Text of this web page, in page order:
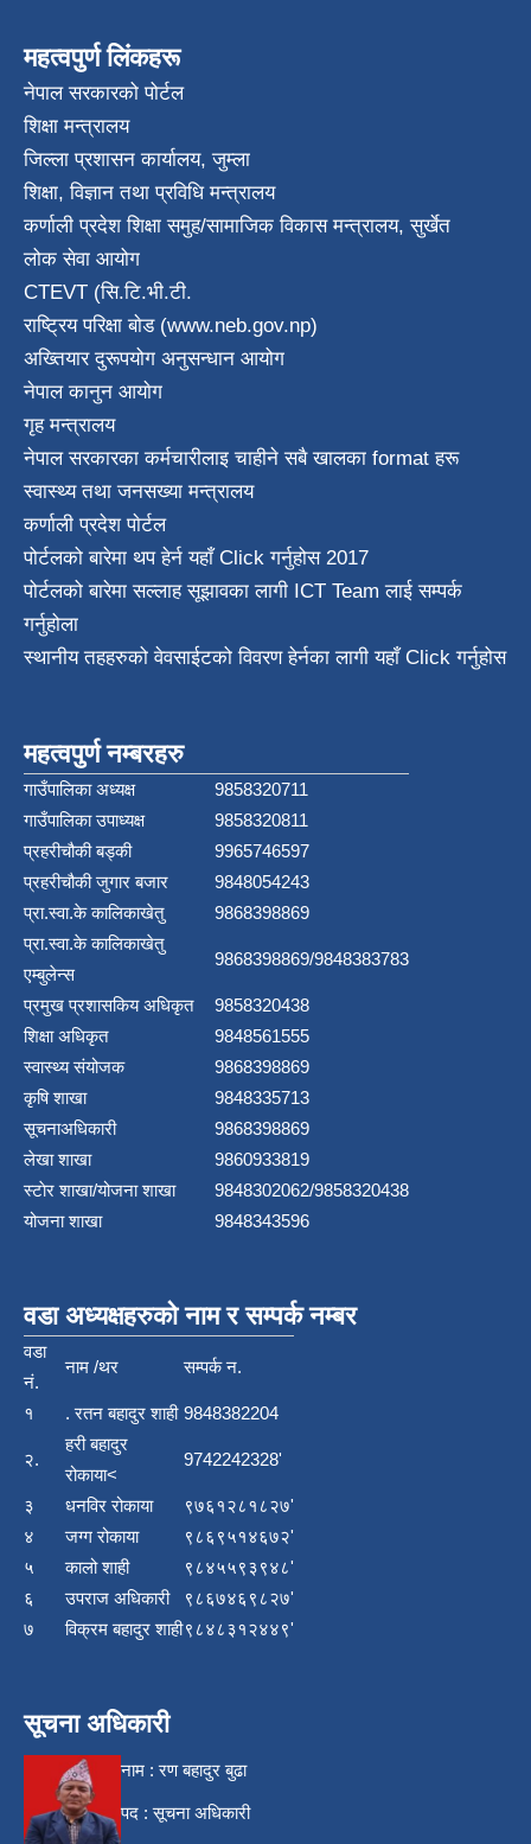
महत्वपुर्ण लिंकहरू
नेपाल सरकारको पोर्टल
शिक्षा मन्त्रालय
जिल्ला प्रशासन कार्यालय, जुम्ला
शिक्षा, विज्ञान तथा प्रविधि मन्त्रालय
कर्णाली प्रदेश शिक्षा समुह/सामाजिक विकास मन्त्रालय, सुर्खेत
लोक सेवा आयोग
CTEVT (सि.टि.भी.टी.
राष्ट्रिय परिक्षा बाेड (www.neb.gov.np)
अख्तियार दुरूपयोग अनुसन्धान आयोग
नेपाल कानुन आयाेग
गृह मन्त्रालय
नेपाल सरकारका कर्मचारीलाइ चाहीने सबै खालका format हरू
स्वास्थ्य तथा जनस‌ख्या मन्त्रालय
कर्णाली प्रदेश पाेर्टल
पोर्टलको बारेमा थप हेर्नयहाँ Click गर्नुहोस2017
पोर्टलको बारेमा सल्लाह सूझावका लागी ICT Teamलाई सम्पर्क
गर्नुहोला
स्थानीय तहहरुको वेवसाईटको विवरण हेर्नका लागी यहाँ Click गर्नुहोस
महत्वपुर्ण नम्बरहरु
गाउँपालिका अध्यक्ष
9858320711
गाउँपालिका उपाध्यक्ष
9858320811
प्रहरीचौकी बड्की
9965746597
प्रहरीचौकी जुगार बजार
9848054243
प्रा.स्वा.के कालिकाखेतु
9868398869
प्रा.स्वा.के कालिकाखेतु
एम्बुलेन्स
9868398869/9848383783
प्रमुख प्रशासकिय अधिकृत
9858320438
शिक्षा अधिकृत
9848561555
स्वास्थ्य संयोजक
9868398869
कृषि शाखा
9848335713
सूचनाअधिकारी
9868398869
लेखा शाखा
9860933819
स्टाेर शाखा/योजना शाखा
9848302062/9858320438
योजना शाखा
9848343596
वडा अध्यक्षहरुको नाम र सम्पर्क नम्बर
वडा
नं.
नाम /थर सम्पर्क न.
१ . रतन बहादुर शाही 9848382204
२.
हरी बहादुर
रोकाया<
9742242328'
३ धनविर रोकाया
९७६१२८१८२७'
४
जग्ग रोकाया
९८६९५१४६७२'
५
कालो शाही
९८४५५९३९४८'
६
उपराज अधिकारी
९८६७४६९८२७'
७
विक्रम बहादुर शाही९८४८३१२४४९'
सूचना अधिकारी
नाम : रण बहादुर बुढा
पद : सूचना अधिकारी